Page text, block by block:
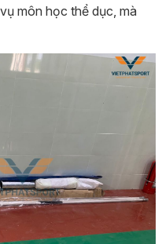
môn học thể dục, mà